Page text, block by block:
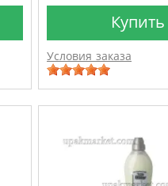
Купить
Условия заказа